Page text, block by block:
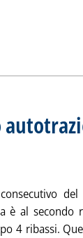
extra-rete
28 febbraio 2024
è al secondo
4 ribassi.